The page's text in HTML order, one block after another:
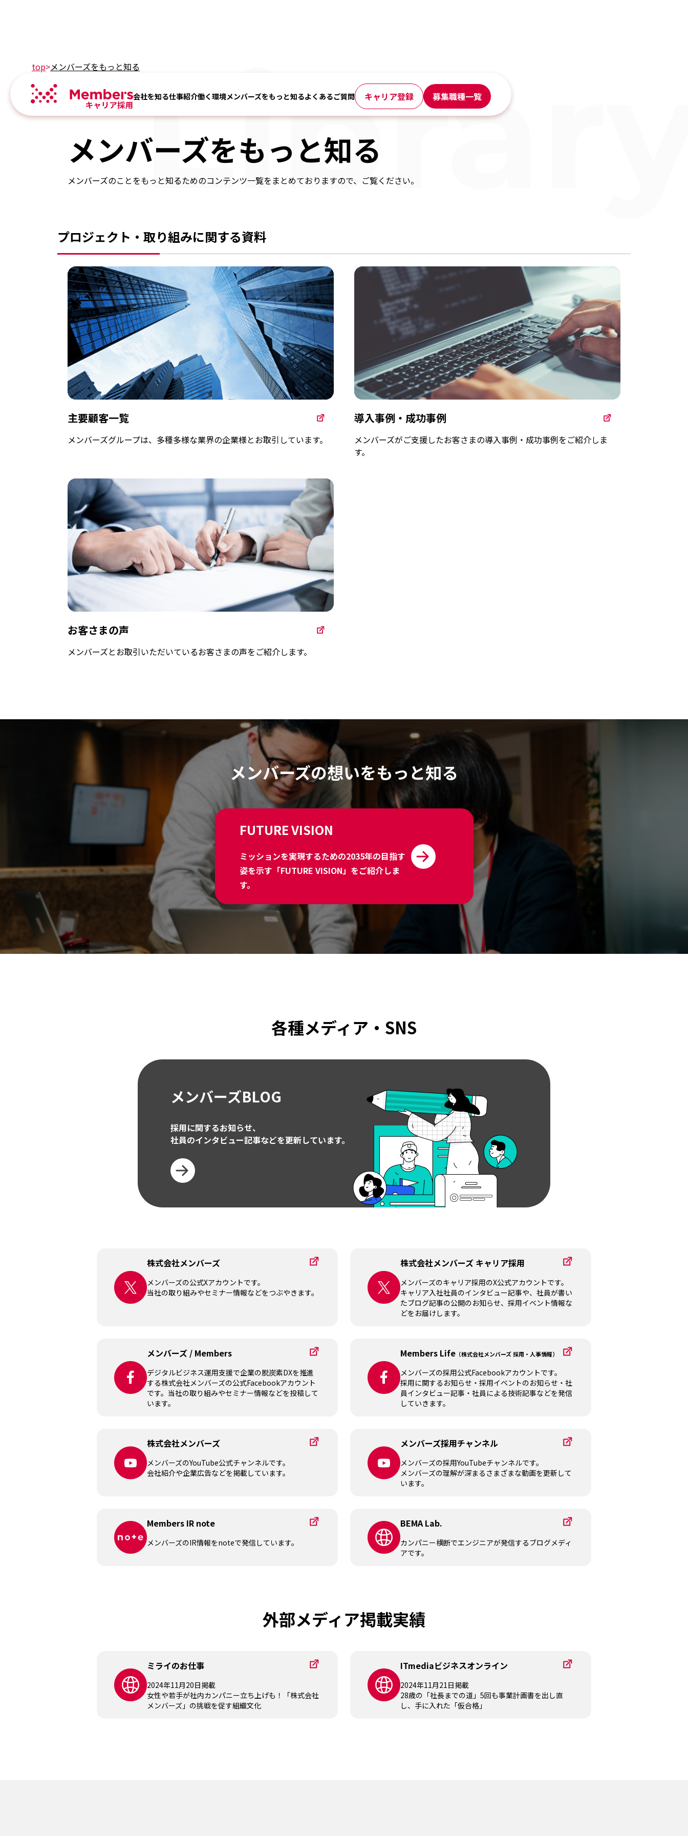
会社を知る仕事紹介働く環境メンバーズをもっと知るよくあるご質問 キャリア登録 募集職種一覧
top>メンバーズをもっと知る
Library
メンバーズをもっと知る
メンバーズのことをもっと知るためのコンテンツ一覧をまとめておりますので、ご覧ください。
プロジェクト・取り組みに関する資料
主要顧客一覧
メンバーズグループは、多種多様な業界の企業様とお取引しています。
導入事例・成功事例
メンバーズがご支援したお客さまの導入事例・成功事例をご紹介しま
す。
お客さまの声
メンバーズとお取引いただいているお客さまの声をご紹介します。
メンバーズの想いをもっと知る
FUTURE VISION
ミッションを実現するための2035年の目指す
姿を示す「FUTURE VISION」をご紹介しま
す。
各種メディア・SNS
メンバーズBLOG
採用に関するお知らせ、
社員のインタビュー記事などを更新しています。
株式会社メンバーズ
メンバーズの公式Xアカウントです。
当社の取り組みやセミナー情報などをつぶやきます。
株式会社メンバーズ キャリア採用
メンバーズのキャリア採用のX公式アカウントです。
キャリア入社社員のインタビュー記事や、社員が書い
たブログ記事の公開のお知らせ、採用イベント情報な
どをお届けします。
メンバーズ / Members
デジタルビジネス運用支援で企業の脱炭素DXを推進
する株式会社メンバーズの公式Facebookアカウント
です。当社の取り組みやセミナー情報などを投稿して
います。
Members Life （株式会社メンバーズ 採用・人事情報）
メンバーズの採用公式Facebookアカウントです。
採用に関するお知らせ・採用イベントのお知らせ・社
員インタビュー記事・社員による技術記事などを発信
していきます。
株式会社メンバーズ
メンバーズのYouTube公式チャンネルです。
会社紹介や企業広告などを掲載しています。
メンバーズ採用チャンネル
メンバーズの採用YouTubeチャンネルです。
メンバーズの理解が深まるさまざまな動画を更新して
います。
Members IR note
メンバーズのIR情報をnoteで発信しています。
BEMA Lab.
カンパニー横断でエンジニアが発信するブログメディ
アです。
外部メディア掲載実績
ミライのお仕事
2024年11月20日掲載
女性や若手が社内カンパニー立ち上げも！「株式会社
メンバーズ」の挑戦を促す組織文化
ITmediaビジネスオンライン
2024年11月21日掲載
28歳の「社長までの道」5回も事業計画書を出し直
し、手に入れた「仮合格」